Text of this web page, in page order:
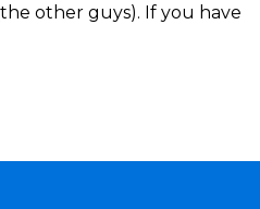
other guys). If you have